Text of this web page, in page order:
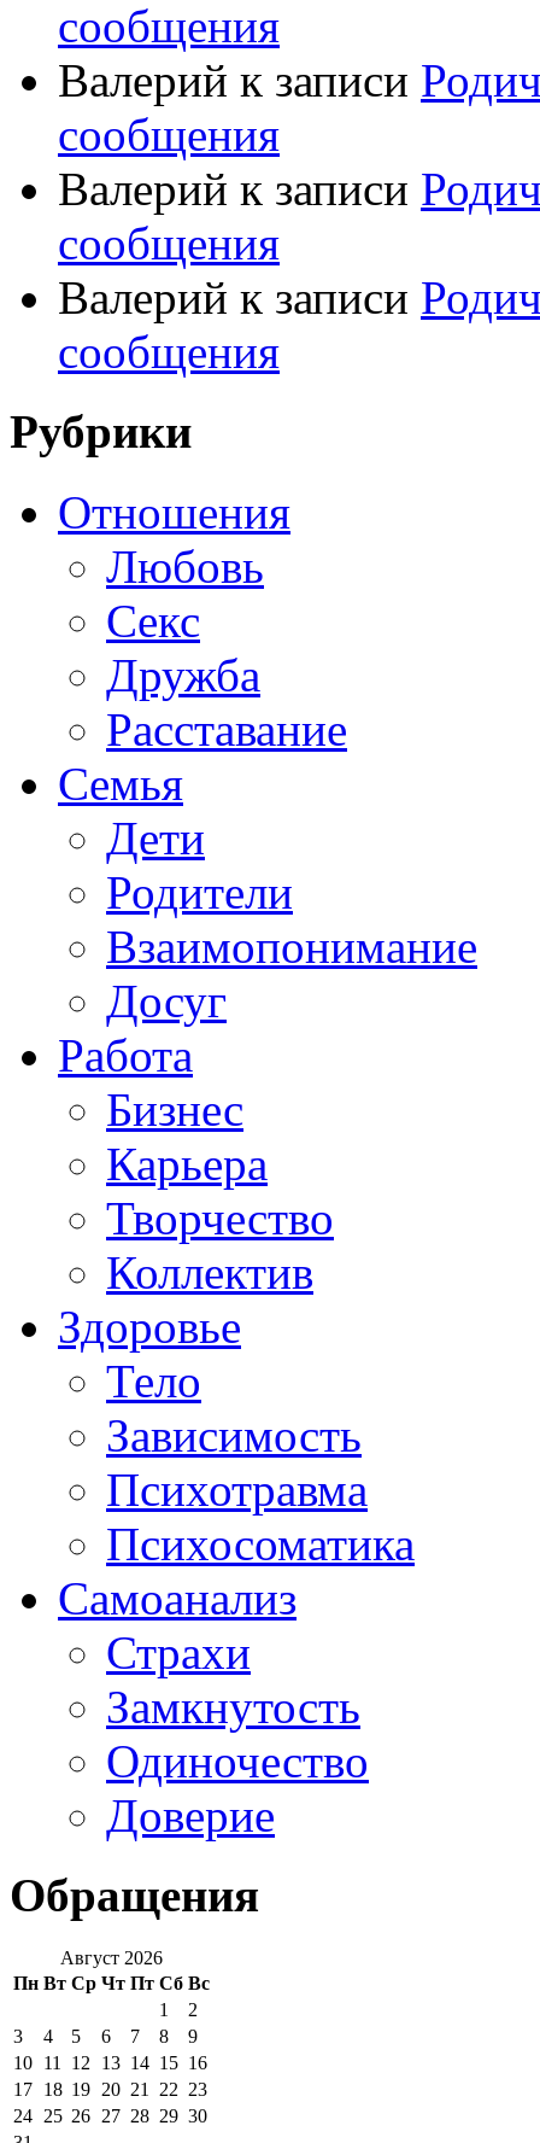
сообщения
Валерий к записи
сообщения
Валерий к записи
сообщения
Валерий к записи
сообщения
Рубрики
Отношения
Любовь
Секс
Дружба
Расставание
Семья
Дети
Родители
Взаимопонимание
Досуг
Работа
Бизнес
Карьера
Творчество
Коллектив
Здоровье
Тело
Зависимость
Психотравма
Психосоматика
Самоанализ
Страхи
Замкнутость
Одиночество
Доверие
Обращения
Август 2026
Пн Вт Ср Чт Пт Сб Вс
1
2
3
4 5 6 7 8
9
10 11 12 13 14 15 16
17 18 19 20 21 22 23
24 25 26 27 28 29 30